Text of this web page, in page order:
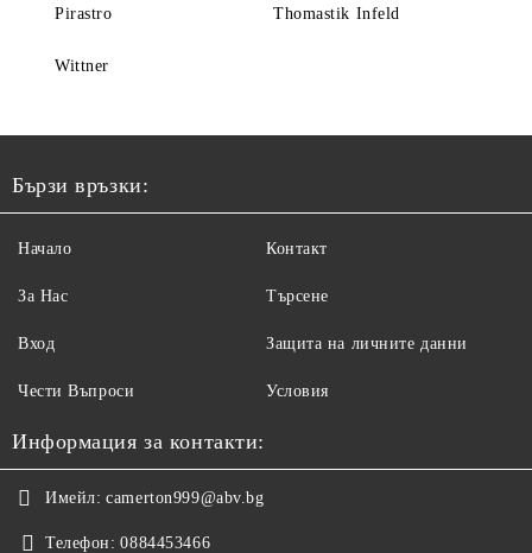
Pirastro Thomastik Infeld
Wittner
Бързи връзки:
Начало
За Нас
Вход
Чести Въпроси
Контакт
Търсене
Защита на личните данни
Условия
Информация за контакти:
Имейл: camerton999@abv.bg
Телефон: 0884453466